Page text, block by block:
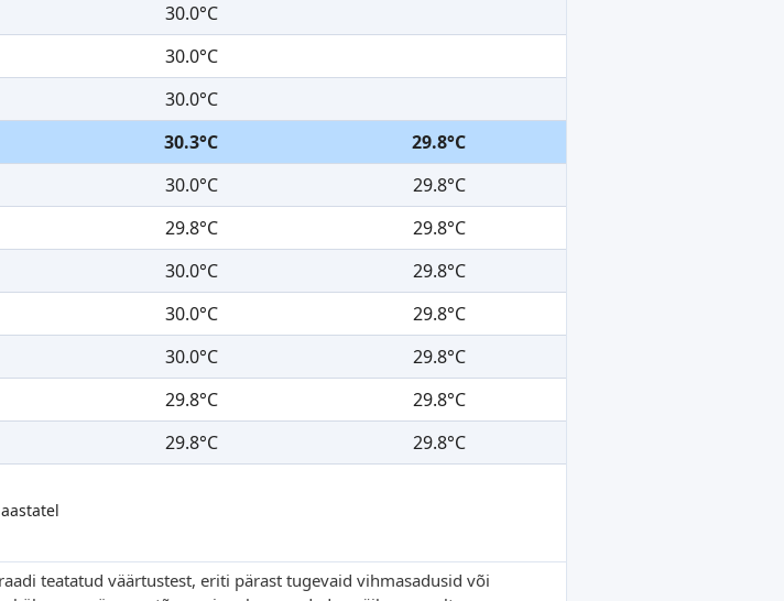
30.0°C
30.0°C
30.0°C
30.3°C
29.8°C
30.0°C
29.8°C
29.8°C
29.8°C
30.0°C
29.8°C
30.0°C
29.8°C
30.0°C
29.8°C
29.8°C
29.8°C
29.8°C 29.8°C
teatatud väärtustest, eriti pärast tugevaid vihmasadusid või